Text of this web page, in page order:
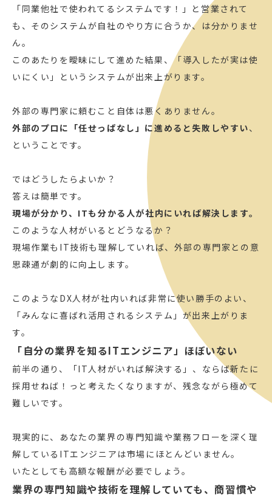
「同業他社で使われてるシステムです！」と営業されて
も、そのシステムが自社のやり方に合うか、は分かりませ
ん。
このあたりを曖昧にして進めた結果、「導入したが実は使
いにくい」というシステムが出来上がります。
外部の専門家に頼むこと自体は悪くありません。
外部のプロに「任せっぱなし」に進めると失敗しやすい、
ということです。
ではどうしたらよいか？
答えは簡単です。
現場が分かり、ITも分かる人が社内にいれば解決します。
このような人材がいるとどうなるか？
現場作業もIT技術も理解していれば、外部の専門家との意
思疎通が劇的に向上します。
このようなDX人材が社内いれば非常に使い勝手のよい、
「みんなに喜ばれ活用されるシステム」が出来上がりま
す。
「自分の業界を知るITエンジニア」ほぼいない
前半の通り、「IT人材がいれば解決する」、ならば新たに
採用せねば！っと考えたくなりますが、残念ながら極めて
難しいです。
現実的に、あなたの業界の専門知識や業務フローを深く理
解しているITエンジニアは市場にほとんどいません。
いたとしても高額な報酬が必要でしょう。
業界の専門知識や技術を理解していても、商習慣や